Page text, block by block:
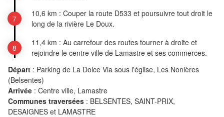
10,6 km : Couper la route D533 et poursuivre tout droit le
long de la rivière Le Doux.
11,4 km : Au carrefour des routes tourner à droite et
rejoindre le centre ville de Lamastre et ses commerces.
Départ : Parking de La Dolce Via sous l'église, Les Nonières
(Belsentes)
Arrivée : Centre ville, Lamastre
Communes traversées : BELSENTES, SAINT-PRIX,
DESAIGNES et LAMASTRE